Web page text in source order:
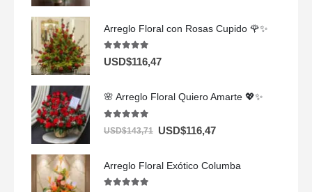
Arreglo Floral con Rosas Cupido 🌹✨
5.00out of 5
USD$116,47
🌸 Arreglo Floral Quiero Amarte 💖✨
USD$143,71 USD$116,47
Arreglo Floral Exótico Columba